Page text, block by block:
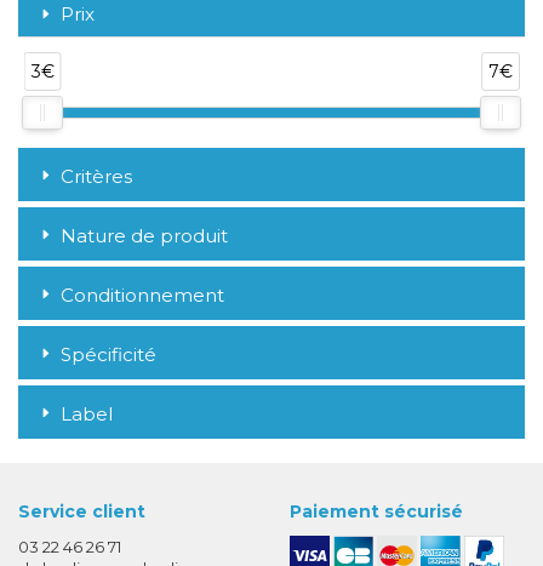
Prix
3€ 7€
Critères
Nature de produit
Conditionnement
Spécificité
Label
Service client
03 22 46 26 71
Paiement sécurisé